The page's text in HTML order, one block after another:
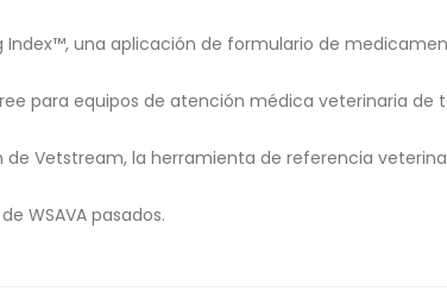
una aplicación de formulario de
para equipos de atención médica veterinaria de
Vetstream, la herramienta de referencia
WSAVA pasados.